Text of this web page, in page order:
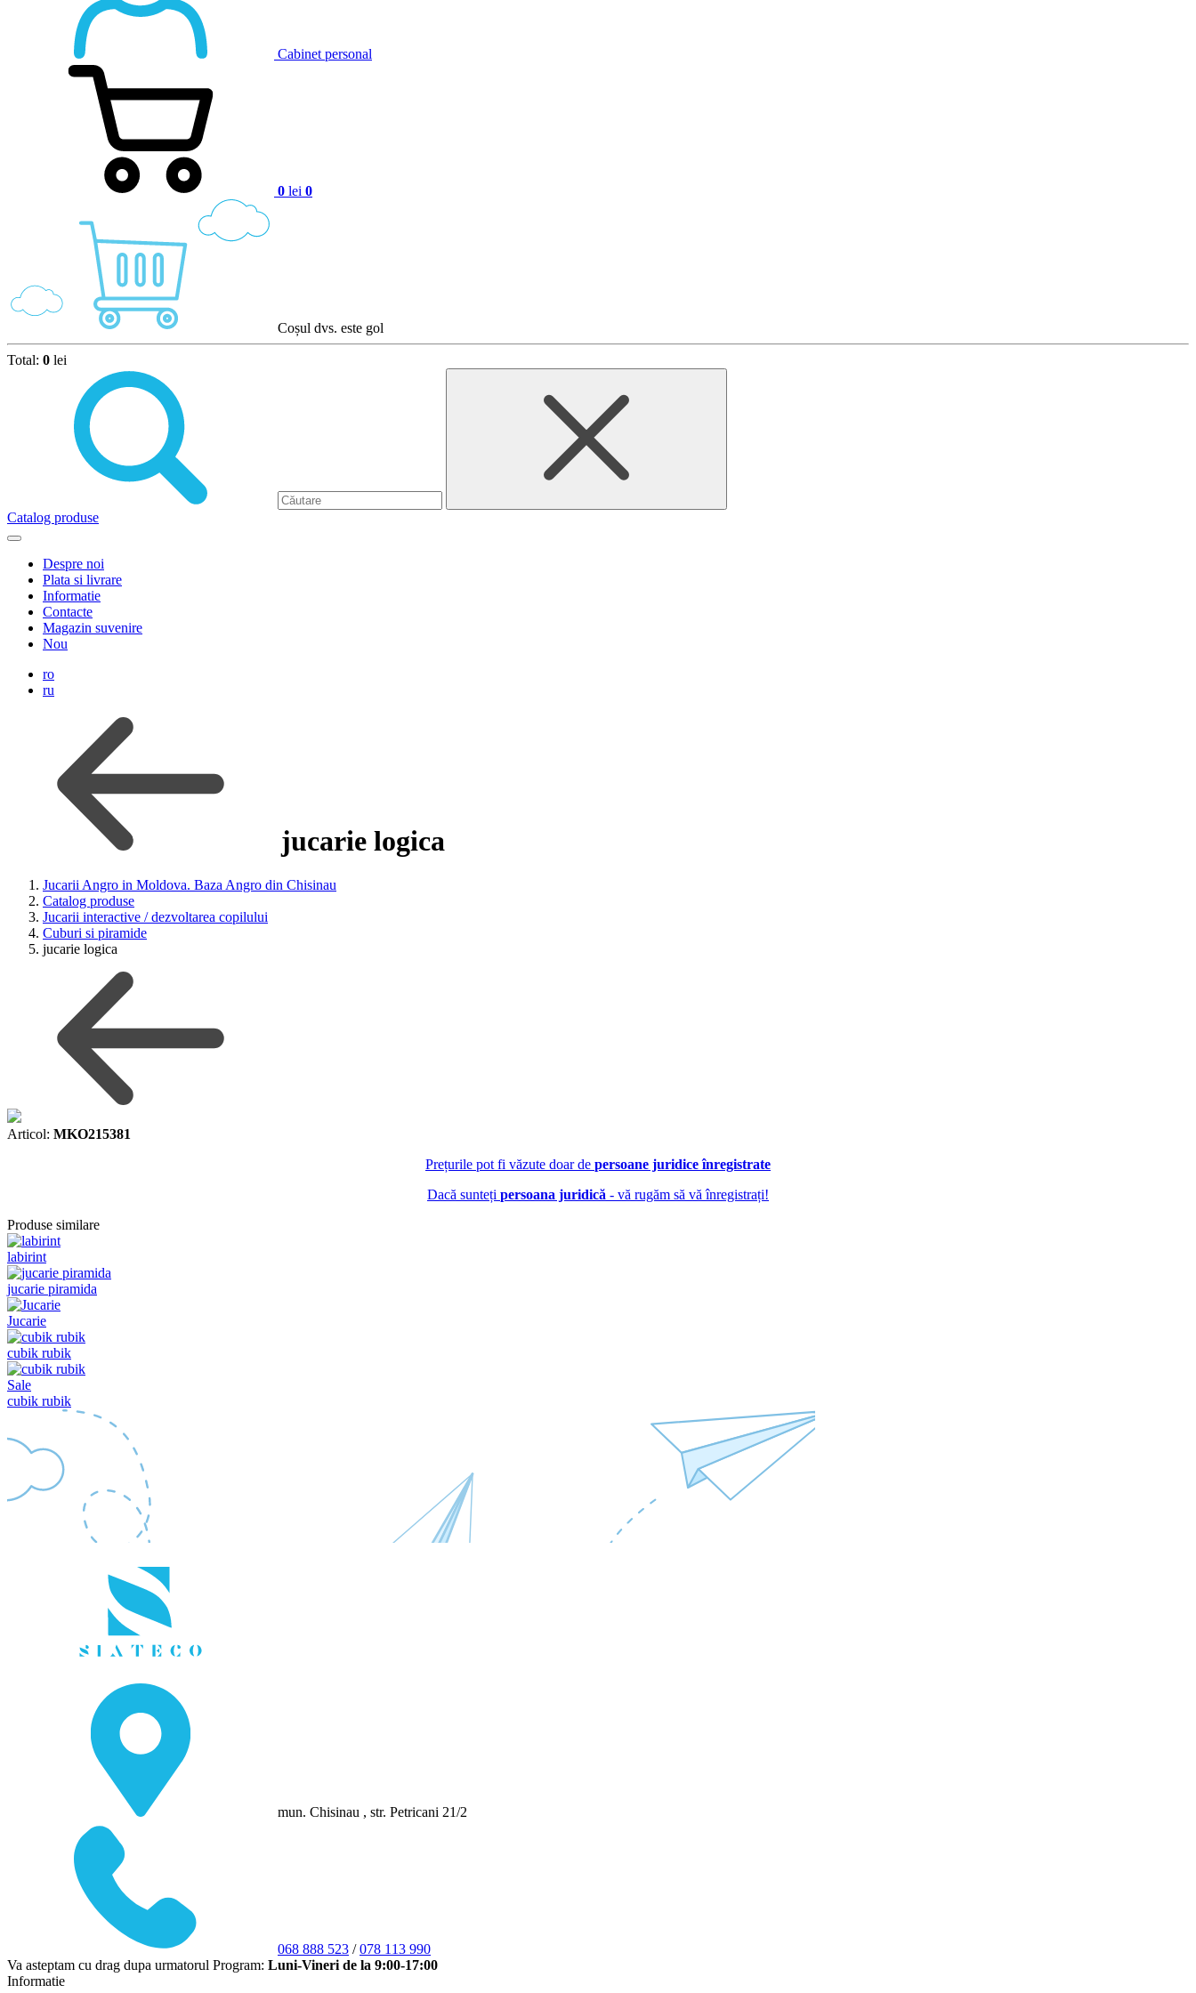
Cabinet personal
0 lei 0
Coșul dvs. este gol
Total: 0 lei
Catalog produse
Despre noi
Plata si livrare
Informatie
Contacte
Magazin suvenire
Nou
ro
ru
jucarie logica
Jucarii Angro in Moldova. Baza Angro din Chisinau
Catalog produse
Jucarii interactive / dezvoltarea copilului
Cuburi si piramide
jucarie logica
Articol: MKO215381
Prețurile pot fi văzute doar de persoane juridice înregistrate
Dacă sunteți persoana juridică - vă rugăm să vă înregistrați!
Produse similare
labirint
jucarie piramida
Jucarie
cubik rubik
Sale
cubik rubik
mun. Chisinau , str. Petricani 21/2
068 888 523 /078 113 990
Va asteptam cu drag dupa urmatorul Program: Luni-Vineri de la 9:00-17:00
Informatie